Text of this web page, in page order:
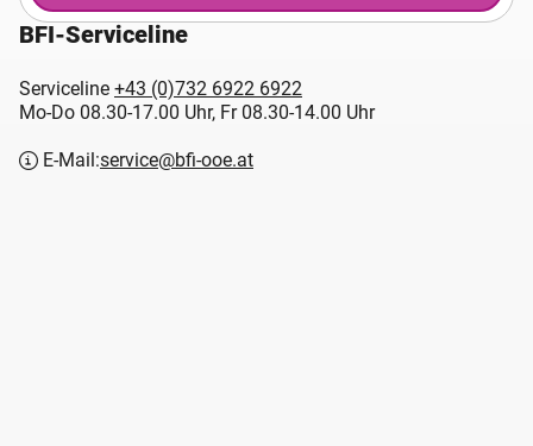
BFI-Serviceline
Serviceline +43 (0)732 6922 6922
Mo-Do 08.30-17.00 Uhr, Fr 08.30-14.00 Uhr
E-Mail:service@bfi-ooe.at